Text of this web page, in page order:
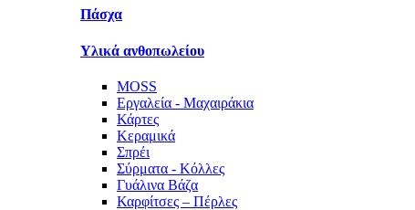
Πάσχα
Υλικά ανθοπωλείου
MOSS
Εργαλεία - Μαχαιράκια
Κάρτες
Κεραμικά
Σπρέι
Σύρματα - Κόλλες
Γυάλινα Βάζα
Καρφίτσες – Πέρλες